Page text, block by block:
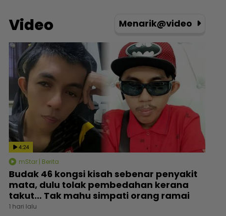
Video Menarik@video
4:24
mStar | Berita
Budak 46 kongsi kisah sebenar penyakit
mata, dulu tolak pembedahan kerana
takut... Tak mahu simpati orang ramai
1 hari lalu